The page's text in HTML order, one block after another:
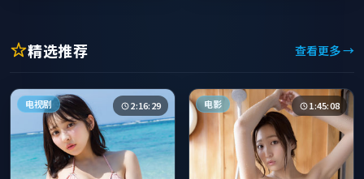
精选推荐 查看更多 →
电视剧 2:16:29 电影 1:45:08